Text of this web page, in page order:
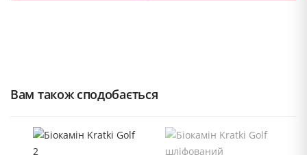
Вам також сподобається